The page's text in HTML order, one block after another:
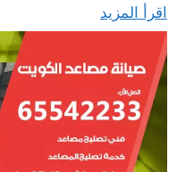
اقرأ المزيد